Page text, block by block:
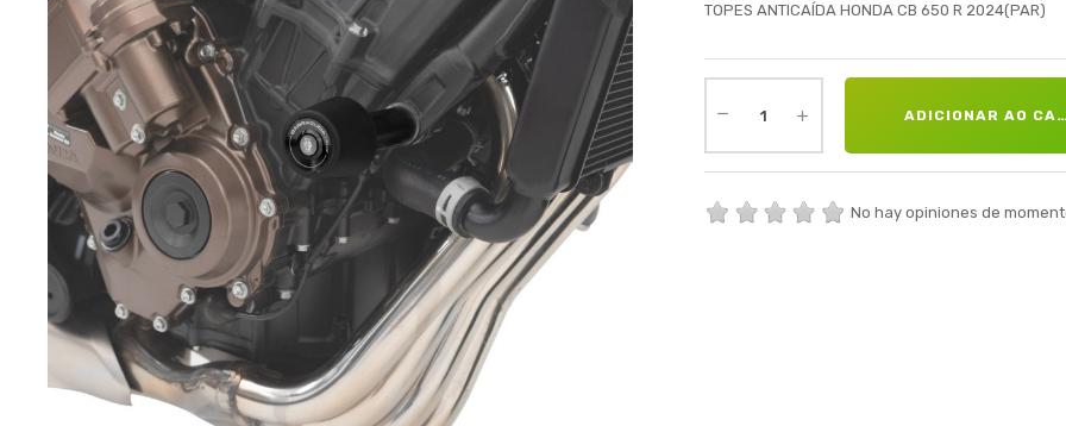
TOPES ANTICAÍDA HONDA CB 650 R 2024(PAR)
ADICIONAR AO
No hay opiniones de